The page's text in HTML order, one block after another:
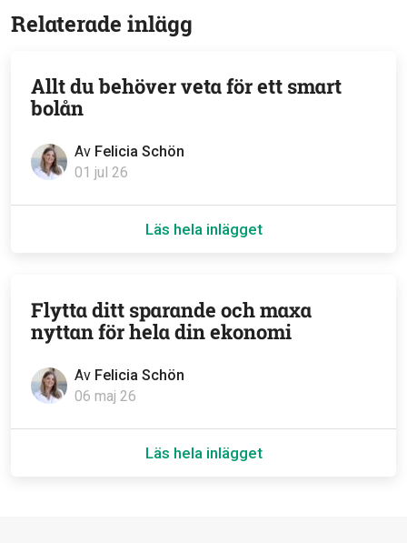
Relaterade inlägg
Av Felicia Schön
01 jul 26
Allt du behöver veta för ett smart
bolån
Läs hela inlägget
Av Felicia Schön
06 maj 26
Flytta ditt sparande och maxa
nyttan för hela din ekonomi
Läs hela inlägget